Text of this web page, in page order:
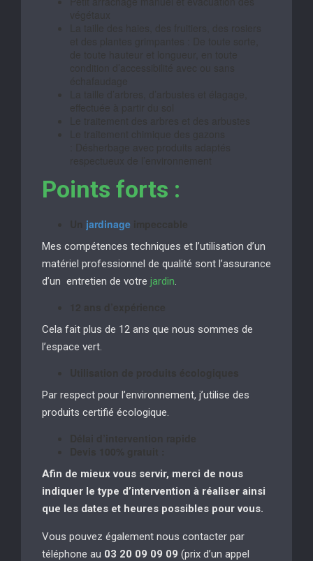
Points forts :
jardinage
Mes compétences techniques et l’utilisation d’un
matériel professionnel de qualité sont l’assurance
d’un entretien de votre jardin.
Cela fait plus de 12 ans que nous sommes de
l’espace vert.
Par respect pour l’environnement, j’utilise des
produits certifié écologique.
Afin de mieux vous servir, merci de nous
indiquer le type d’intervention à réaliser ainsi
que les dates et heures possibles pour vous.
Vous pouvez également nous contacter par
téléphone au 03 20 09 09 09 (prix d’un appel